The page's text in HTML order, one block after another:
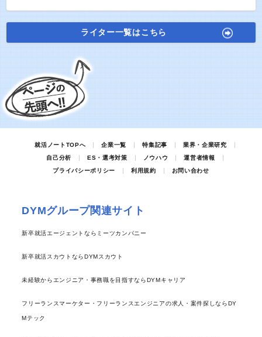
ライター一覧はこちら
就活ノートTOPへ 企業一覧 特集記事
業界・企業研究
自己分析
ES・選考対策 ノウハウ
運営者情報
プライバシーポリシー
利用規約 お問い合わせ
DYMグループ関連サイト
新卒就活エージェントならミーツカンパニー
新卒就活スカウトならDYMスカウト
未経験からエンジニア・事務職を目指すならDYMキャリア
フリーランスマーケター・フリーランスエンジニアの求人・案件探しならDY
Mテック